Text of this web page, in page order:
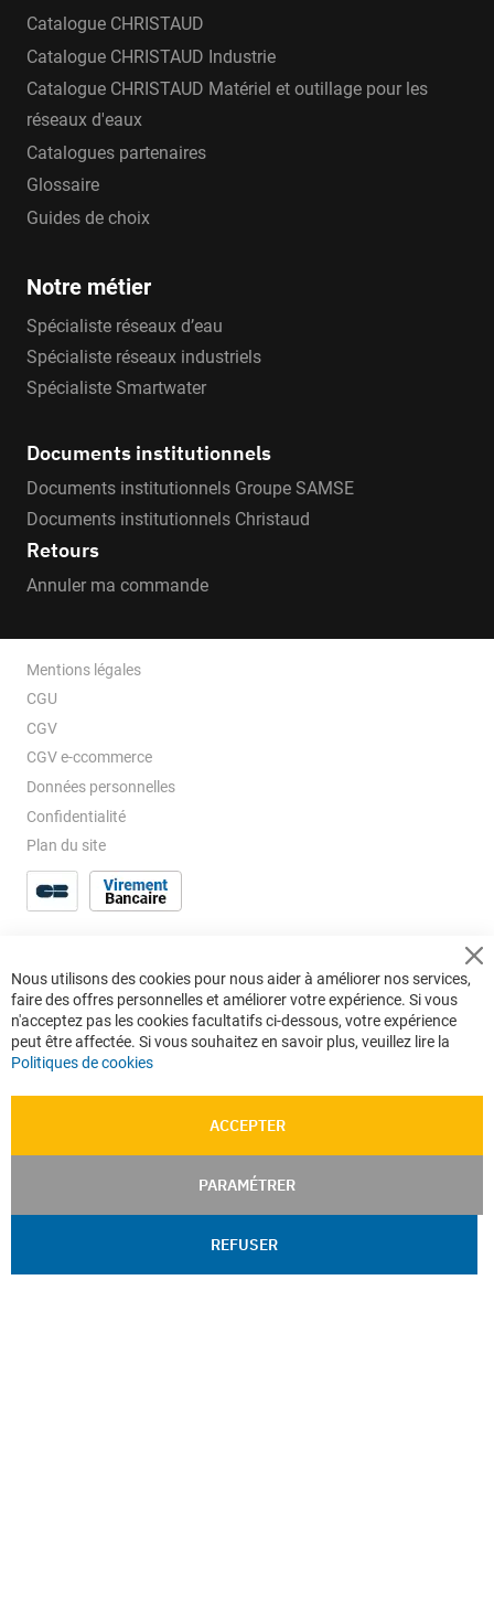
Catalogue CHRISTAUD
Catalogue CHRISTAUD Industrie
Catalogue CHRISTAUD Matériel et outillage pour les
réseaux d'eaux
Catalogues partenaires
Glossaire
Guides de choix
Notre métier
Spécialiste réseaux d’eau
Spécialiste réseaux industriels
Spécialiste Smartwater
Documents institutionnels
Documents institutionnels Groupe SAMSE
Documents institutionnels Christaud
Retours
Annuler ma commande
Mentions légales
CGU
CGV
CGV e-ccommerce
Données personnelles
Confidentialité
Plan du site
Nous utilisons des cookies pour nous aider à améliorer nos services,
faire des offres personnelles et améliorer votre expérience. Si vous
n'acceptez pas les cookies facultatifs ci-dessous, votre expérience
peut être affectée. Si vous souhaitez en savoir plus, veuillez lire la
Politiques de cookies
ACCEPTER
PARAMÉTRER
REFUSER